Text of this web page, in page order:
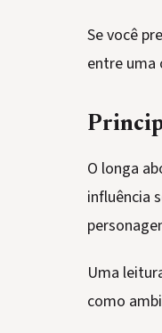
Se você
entre uma
O longa
influência
Uma
como